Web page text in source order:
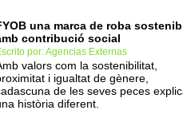
una marca de roba
contribució social
por: Agencias Externas
valors com la sostenibilitat,
i igualtat de gènere,
de les seves peces
història diferent.